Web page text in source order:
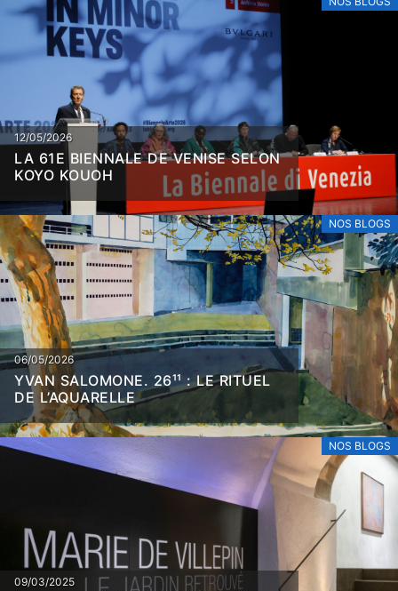
12/05/2026
LA 61E BIENNALE DE VENISE SELON
KOYO KOUOH
NOS BLOGS
06/05/2026
YVAN SALOMONE. 26¹¹ : LE RITUEL
DE L’AQUARELLE
NOS BLOGS
09/03/2025